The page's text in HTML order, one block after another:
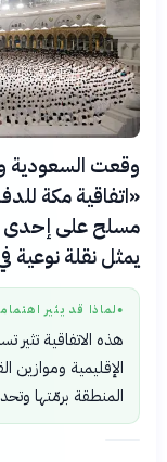
«اتفاقية مكة
مسلح على إحدى
يمثل نقلة نوعية
● لماذا قد يثير
هذه الاتفاقية
الإقليمية وموازين
المنطقة برمّتها